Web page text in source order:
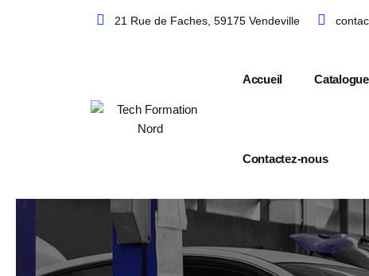
21 Rue de Faches, 59175 Vendeville
Accueil
Contactez-nous